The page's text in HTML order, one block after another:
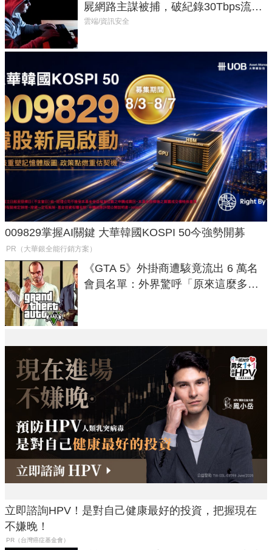
屍網路主謀被捕，破紀錄30Tbps流量
癱瘓全球！
雲端/資訊安全
009829掌握AI關鍵 大華韓國KOSPI 50今強勢開募
PR（大華銀全能行銷方案）
《GTA 5》外掛商遭駭竟流出 6 萬名
會員名單：外界驚呼「原來這麼多人
立即諮詢HPV！是對自己健康最好的投資，把握現在
不嫌晚！
PR（台灣癌症基金會）